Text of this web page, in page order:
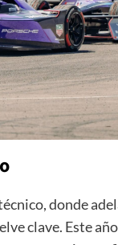
donde
clave. Este